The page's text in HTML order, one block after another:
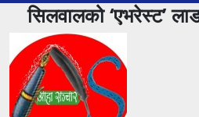
सिलवालको ‘एभरेस्ट’